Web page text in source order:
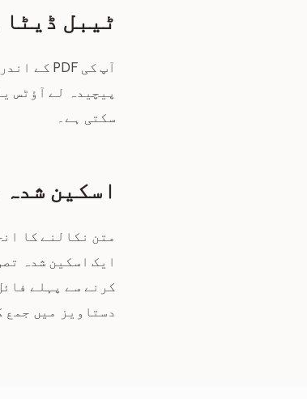
ٹیبل
پیچیدہ لے آؤٹس
سکتی ہے۔
اسکین
ایک اسکین شدہ
کرنے سے پہلے
دستاویز میں جمع